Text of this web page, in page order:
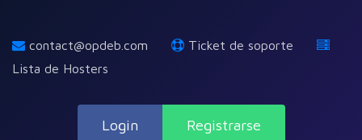
contact@opdeb.com
Ticket de soporte
Lista de Hosters
Login Registrarse